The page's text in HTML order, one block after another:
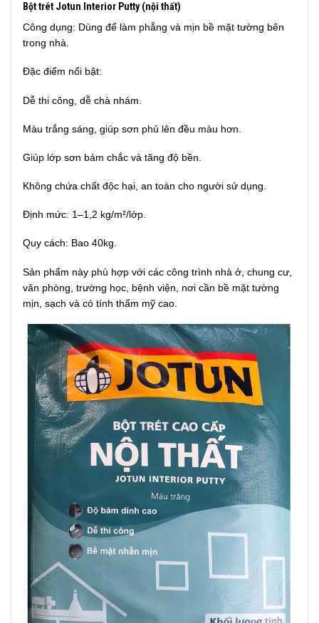
Bột trét Jotun Interior Putty (nội thất)
Công dụng: Dùng để làm phẳng và mịn bề mặt tường bên
trong nhà.
Đặc điểm nổi bật:
Dễ thi công, dễ chà nhám.
Màu trắng sáng, giúp sơn phủ lên đều màu hơn.
Giúp lớp sơn bám chắc và tăng độ bền.
Không chứa chất độc hại, an toàn cho người sử dụng.
Định mức: 1–1,2 kg/m²/lớp.
Quy cách: Bao 40kg.
Sản phẩm này phù hợp với các công trình nhà ở, chung cư,
văn phòng, trường học, bệnh viện, nơi cần bề mặt tường
mịn, sạch và có tính thẩm mỹ cao.